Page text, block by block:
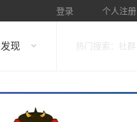
登录 个人注册
发现